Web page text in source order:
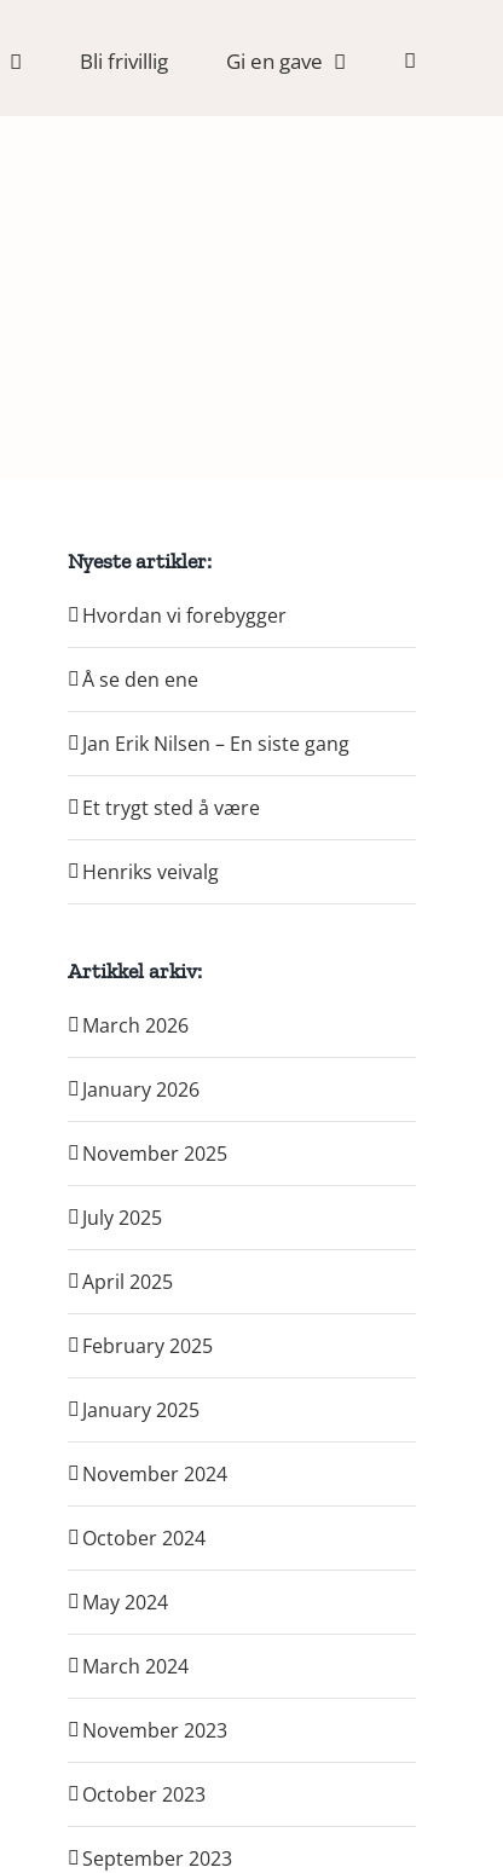
Bli frivillig Gi en gave
Nyeste artikler:
Hvordan vi forebygger
Å se den ene
Jan Erik Nilsen – En siste gang
Et trygt sted å være
Henriks veivalg
Artikkel arkiv:
March 2026
January 2026
November 2025
July 2025
April 2025
February 2025
January 2025
November 2024
October 2024
May 2024
March 2024
November 2023
October 2023
September 2023